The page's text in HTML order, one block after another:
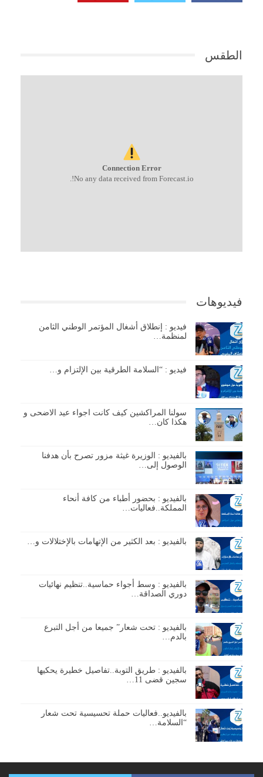
الطقس
Connection Error
No any data received from Forecast.io!.
فيديوهات
فيديو : إنطلاق أشغال المؤتمر الوطني الثامن
لمنظمة…
فيديو : “السلامة الطرقية بين الإلتزام و…
سولنا المراكشين كيف كانت اجواء عيد الاضحى و
هكذا كان…
بالفيديو : الوزيرة غيثة مزور تصرح بأن هدفنا
الوصول إلى…
بالفيديو : بحضور أطباء من كافة أنحاء
المملكة..فعاليات…
بالفيديو : بعد الكثير من الإتهامات بالإختلالات و…
بالفيديو : وسط أجواء حماسية..تنظيم نهائيات
دوري الصداقة…
بالفيديو : تحت شعار” جميعا من أجل التبرع
بالدم…
بالفيديو : طريق التوبة..تفاصيل خطيرة يحكيها
سجين قضى 11…
بالفيديو..فعاليات حملة تحسيسية تحت شعار
“السلامة…